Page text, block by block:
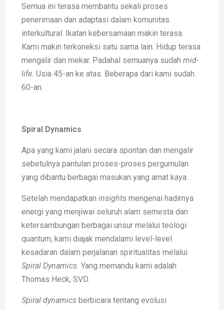
Semua ini terasa membantu sekali proses
penerimaan dan adaptasi dalam komunitas
interkultural. Ikatan kebersamaan makin terasa.
Kami makin terkoneksi satu sama lain. Hidup terasa
mengalir dan mekar. Padahal semuanya sudah mid-
life. Usia 45-an ke atas. Beberapa dari kami sudah
60-an.
Spiral Dynamics
Apa yang kami jalani secara spontan dan mengalir
sebetulnya pantulan proses-proses pergumulan
yang dibantu berbagai masukan yang amat kaya.
Setelah mendapatkan insights mengenai hadirnya
energi yang menjiwai seluruh alam semesta dan
ketersambungan berbagai unsur melalui teologi
quantum, kami diajak mendalami level-level
kesadaran dalam perjalanan spiritualitas melalui
Spiral Dynamics. Yang memandu kami adalah
Thomas Heck, SVD.
Spiral dynamics berbicara tentang evolusi